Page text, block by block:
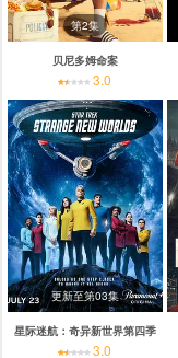
第2集
贝尼多姆命案
3.0
更新至第03集
星际迷航：奇异新世界第四季
3.0